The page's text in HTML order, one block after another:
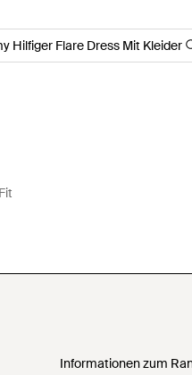
Hilfiger Flare Dress Mit Kleider
Informationen zum